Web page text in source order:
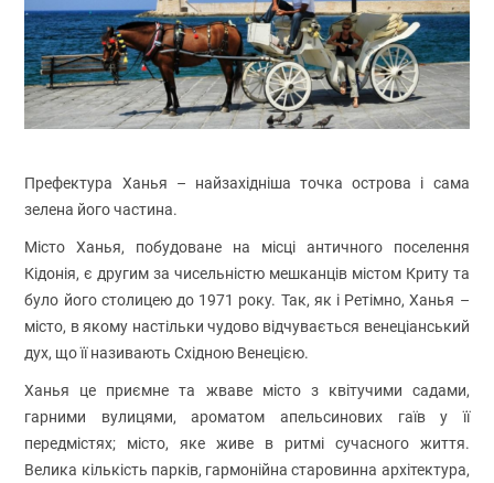
Префектура Ханья – найзахідніша точка острова і сама
зелена його частина.
Місто Ханья, побудоване на місці античного поселення
Кідонія, є другим за чисельністю мешканців містом Криту та
було його столицею до 1971 року. Так, як і Ретімно, Ханья –
місто, в якому настільки чудово відчувається венеціанський
дух, що її називають Східною Венецією.
Ханья це приємне та жваве місто з квітучими садами,
гарними вулицями, ароматом апельсинових гаїв у її
передмістях; місто, яке живе в ритмі сучасного життя.
Велика кількість парків, гармонійна старовинна архітектура,